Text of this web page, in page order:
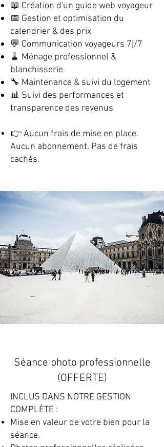
📖 Création d'un guide web voyageur
📅 Gestion et optimisation du
calendrier & des prix
💬 Communication voyageurs 7j/7
🧹 Ménage professionnel &
blanchisserie
🔧 Maintenance & suivi du logement
📊 Suivi des performances et
transparence des revenus
👉 Aucun frais de mise en place.
Aucun abonnement. Pas de frais
cachés.
Séance photo professionnelle
(OFFERTE)
INCLUS DANS NOTRE GESTION
COMPLÈTE :
Mise en valeur de votre bien pour la
séance.